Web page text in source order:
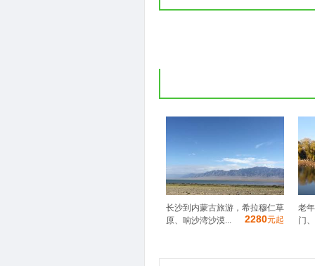
长沙到内蒙古旅游，希拉穆仁草
原、响沙湾沙漠...
2280元起
老
门